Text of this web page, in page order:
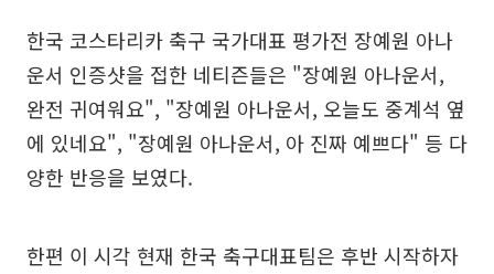
한국 코스타리카 축구 국가대표 평가전 장예원 아나
운서 인증샷을 접한 네티즌들은 "장예원 아나운서,
완전 귀여워요", "장예원 아나운서, 오늘도 중계석 옆
에 있네요", "장예원 아나운서, 아 진짜 예쁘다" 등 다
양한 반응을 보였다.
한편 이 시각 현재 한국 축구대표팀은 후반 시작하자